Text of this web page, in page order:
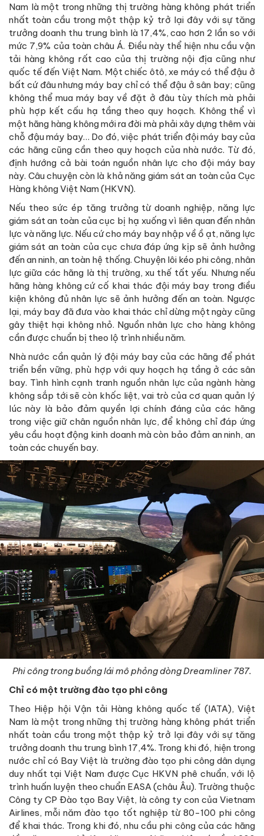
Nam là một trong những thị trường hàng không phát triển
nhất toàn cầu trong một thập kỷ trở lại đây với sự tăng
trưởng doanh thu trung bình là 17,4%, cao hơn 2 lần so với
mức 7,9% của toàn châu Á. Điều này thể hiện nhu cầu vận
tải hàng không rất cao của thị trường nội địa cũng như
quốc tế đến Việt Nam. Một chiếc ôtô, xe máy có thể đậu ở
bất cứ đâu nhưng máy bay chỉ có thể đậu ở sân bay; cũng
không thể mua máy bay về đặt ở đâu tùy thích mà phải
phù hợp kết cấu hạ tầng theo quy hoạch. Không thể vì
một hãng hàng không mới ra đời mà phải xây dựng thêm vài
chỗ đậu máy bay… Do đó, việc phát triển đội máy bay của
các hãng cũng cần theo quy hoạch của nhà nước. Từ đó,
định hướng cả bài toán nguồn nhân lực cho đội máy bay
này. Câu chuyện còn là khả năng giám sát an toàn của Cục
Hàng không Việt Nam (HKVN).
Nếu theo sức ép tăng trưởng từ doanh nghiệp, năng lực
giám sát an toàn của cục bị hạ xuống vì liên quan đến nhân
lực và năng lực. Nếu cứ cho máy bay nhập về ồ ạt, năng lực
giám sát an toàn của cục chưa đáp ứng kịp sẽ ảnh hưởng
đến an ninh, an toàn hệ thống. Chuyện lôi kéo phi công, nhân
lực giữa các hãng là thị trường, xu thế tất yếu. Nhưng nếu
hãng hàng không cứ cố khai thác đội máy bay trong điều
kiện không đủ nhân lực sẽ ảnh hưởng đến an toàn. Ngược
lại, máy bay đã đưa vào khai thác chỉ dừng một ngày cũng
gây thiệt hại không nhỏ. Nguồn nhân lực cho hàng không
cần được chuẩn bị theo lộ trình nhiều năm.
Nhà nước cần quản lý đội máy bay của các hãng để phát
triển bền vững, phù hợp với quy hoạch hạ tầng ở các sân
bay. Tình hình cạnh tranh nguồn nhân lực của ngành hàng
không sắp tới sẽ còn khốc liệt, vai trò của cơ quan quản lý
lúc này là bảo đảm quyền lợi chính đáng của các hãng
trong việc giữ chân nguồn nhân lực, để không chỉ đáp ứng
yêu cầu hoạt động kinh doanh mà còn bảo đảm an ninh, an
toàn các chuyến bay.
Phi công trong buồng lái mô phỏng dòng Dreamliner 787.
Chỉ có một trường đào tạo phi công
Theo Hiệp hội Vận tải Hàng không quốc tế (IATA), Việt
Nam là một trong những thị trường hàng không phát triển
nhất toàn cầu trong một thập kỷ trở lại đây với sự tăng
trưởng doanh thu trung bình 17,4%. Trong khi đó, hiện trong
nước chỉ có Bay Việt là trường đào tạo phi công dân dụng
duy nhất tại Việt Nam được Cục HKVN phê chuẩn, với lộ
trình huấn luyện theo chuẩn EASA (châu Âu). Trường thuộc
Công ty CP Đào tạo Bay Việt, là công ty con của Vietnam
Airlines, mỗi năm đào tạo tốt nghiệp từ 80-100 phi công
để khai thác. Trong khi đó, nhu cầu phi công của các hãng